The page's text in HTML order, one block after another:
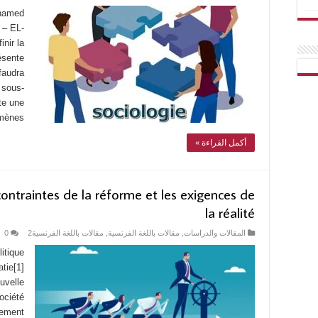
– EL-
la
une
…
أكمل القراءة »
de la réforme et les exigences de
la réalité
المقالات والدراسات مقالات باللغة الفرنسية مقالات باللغة الفرنسية2 0